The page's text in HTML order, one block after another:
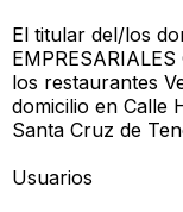
El titular del/los
los restaurantes
domicilio en Calle
Santa Cruz de
Usuarios